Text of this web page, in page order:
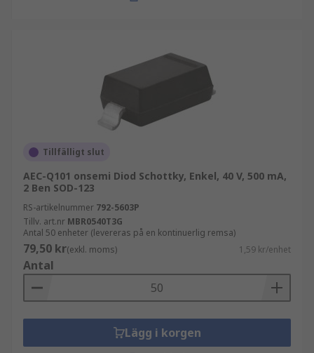
Tillfälligt slut
AEC-Q101 onsemi Diod Schottky, Enkel, 40 V, 500 mA,
2 Ben SOD-123
RS-artikelnummer 792-5603P
Tillv. art.nr MBR0540T3G
Antal 50 enheter (levereras på en kontinuerlig remsa)
79,50 kr(exkl. moms) 1,59 kr/enhet
Antal
Lägg i korgen